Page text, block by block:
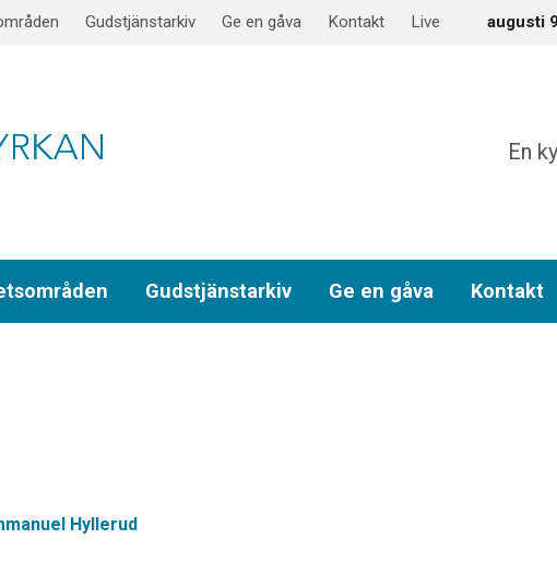
Gudstjänstarkiv Ge en gåva Kontakt Live augusti
En
Gudstjänstarkiv Ge en gåva Kontakt
Hyllerud